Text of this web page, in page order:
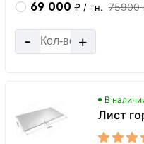
69 000 ₽ / тн. 75900
- +
В
Лист